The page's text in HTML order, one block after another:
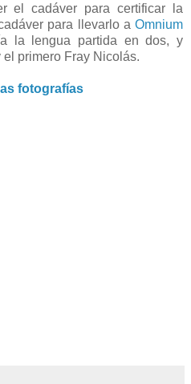
el cadáver para certificar la
para llevarlo a Omnium
la lengua partida en dos, y
primero Fray Nicolás.
fotografías